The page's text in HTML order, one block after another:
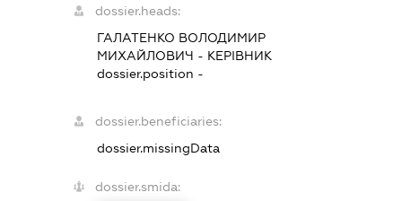
dossier.heads:
ГАЛАТЕНКО ВОЛОДИМИР
МИХАЙЛОВИЧ - КЕРІВНИК
dossier.position -
dossier.beneficiaries:
dossier.missingData
dossier.smida: